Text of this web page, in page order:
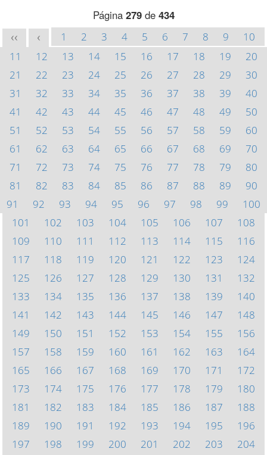
Página 279de 434
<< < 1 2 3 4 5 6 7 8 9
10
11
12 13 14 15 16 17 18 19
20
21
22 23 24 25 26 27 28 29
30
31
32 33 34 35 36 37 38 39
40
41
42 43 44 45 46 47 48 49
50
51
52 53 54 55 56 57 58 59
60
61
62 63 64 65 66 67 68 69
70
71
72 73 74 75 76 77 78 79
80
81
82 83 84 85 86 87 88 89
90
91
92 93 94 95 96 97 98 99
100
101
102 103 104 105 106 107
108
109
110 111 112 113 114 115
116
117
118 119 120 121 122 123
124
125
126 127 128 129 130 131
132
133
134 135 136 137 138 139
140
141
142 143 144 145 146 147
148
149
150 151 152 153 154 155
156
157
158 159 160 161 162 163
164
165
166 167 168 169 170 171
172
173
174 175 176 177 178 179
180
181
182 183 184 185 186 187
188
189
190 191 192 193 194 195
196
197
198 199 200 201 202 203
204